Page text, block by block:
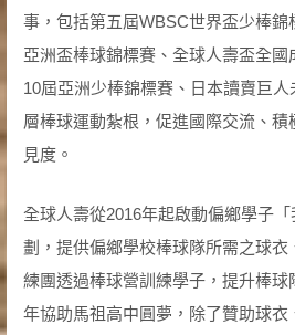
事，包括第五屆WBSC世界盃少棒錦
亞洲盃棒球錦標賽、全球人壽盃全
10屆亞洲少棒錦標賽、日本讀賣巨
層棒球運動紮根，促進國際交流、
見度。
全球人壽從2016年起啟動偏鄉學子
劃，提供偏鄉學校棒球隊所需之球
練團透過棒球營訓練學子，提升棒球
年協助馬祖高中圓夢，除了贊助球